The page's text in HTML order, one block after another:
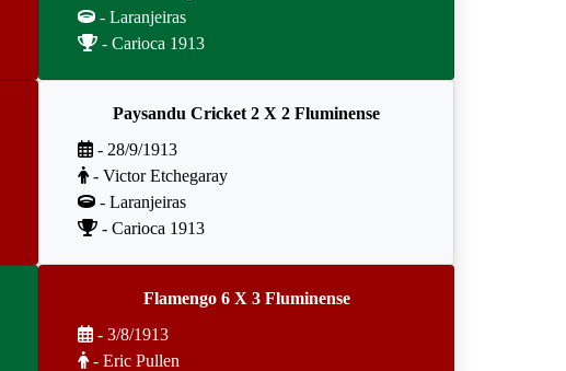
- Laranjeiras
- Carioca 1913
Paysandu Cricket 2 X 2 Fluminense
- 28/9/1913
- Victor Etchegaray
- Laranjeiras
- Carioca 1913
Flamengo 6 X 3 Fluminense
- 3/8/1913
- Eric Pullen